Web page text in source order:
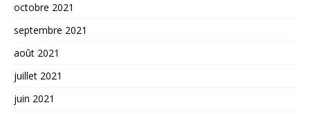
octobre 2021
septembre 2021
août 2021
juillet 2021
juin 2021